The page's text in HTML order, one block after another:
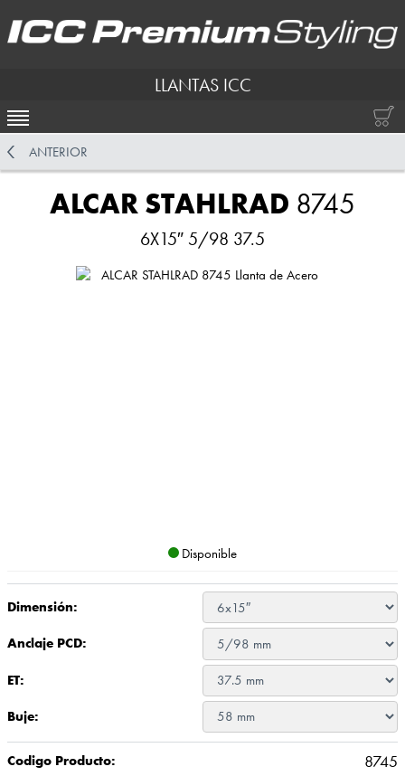
LLANTAS ICC
ACTIVAR NAVEGACIÓN
ANTERIOR
ALCAR STAHLRAD 8745
6X15″ 5/98 37.5
Disponible
Dimensión:
Anclaje PCD:
ET:
Buje:
Codigo Producto: 8745